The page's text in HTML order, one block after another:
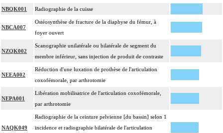
NBQK001 Radiographie de la cuisse
NBCA007
Ostéosynthèse de fracture de la diaphyse du fémur, à
foyer ouvert
NZQK002
Scanographie unilatérale ou bilatérale de segment du
membre inférieur, sans injection de produit de contraste
NEEA002
Réduction d'une luxation de prothèse de l'articulation
coxofémorale, par arthrotomie
NEPA001
Libération mobilisatrice de l'articulation coxofémorale,
par arthrotomie
NAQK049
Radiographie de la ceinture pelvienne [du bassin] selon 1
incidence et radiographie bilatérale de l'articulation